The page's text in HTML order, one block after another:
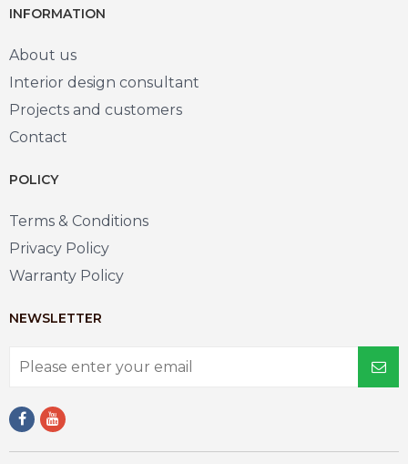
INFORMATION
About us
Interior design consultant
Projects and customers
Contact
POLICY
Terms & Conditions
Privacy Policy
Warranty Policy
NEWSLETTER